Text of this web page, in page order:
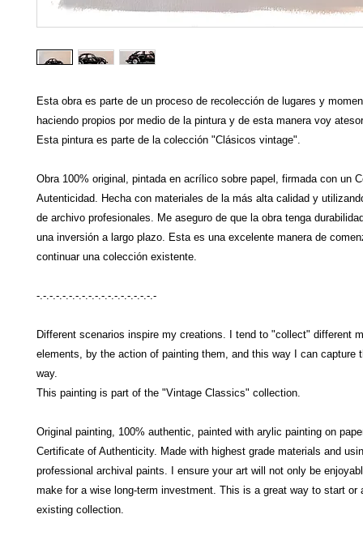
Esta obra es parte de un proceso de recolección de lugares y
haciendo propios por medio de la pintura y de esta manera voy
Esta pintura es parte de la colección "Clásicos vintage".
Obra 100% original, pintada en acrílico sobre papel, firmada con un
Autenticidad. Hecha con materiales de la más alta calidad y
de archivo profesionales. Me aseguro de que la obra tenga
una inversión a largo plazo. Esta es una excelente manera de
continuar una colección existente.
-.-.-.-.-.-.-.-.-.-.-.-.-.-.-.-.-.-.-
Different scenarios inspire my creations. I tend to "collect" different
elements, by the action of painting them, and this way I can capture
way.
This painting is part of the "Vintage Classics" collection.
Original painting, 100% authentic, painted with arylic painting on
Certificate of Authenticity. Made with highest grade materials and
professional archival paints. I ensure your art will not only be
make for a wise long-term investment. This is a great way to start or
existing collection.